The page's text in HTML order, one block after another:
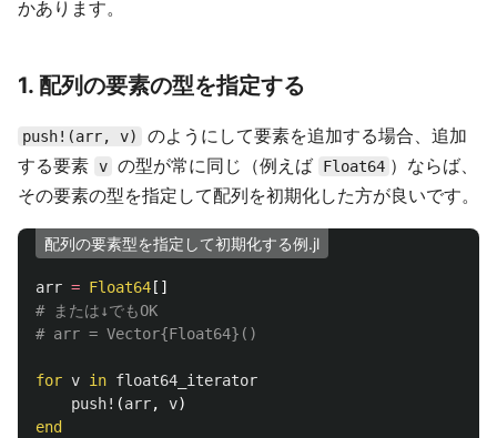
かあります。
1. 配列の要素の型を指定する
push!(arr, v)
のようにして要素を追加する場合、追加
する要素 v の型が常に同じ（例えば Float64 ）ならば、
その要素の型を指定して配列を初期化した方が良いです。
配列の要素型を指定して初期化する例.jl
arr = Float64 []
# または↓でもOK
# arr = Vector{Float64}()
for v in float64_iterator
push! (arr, v)
end